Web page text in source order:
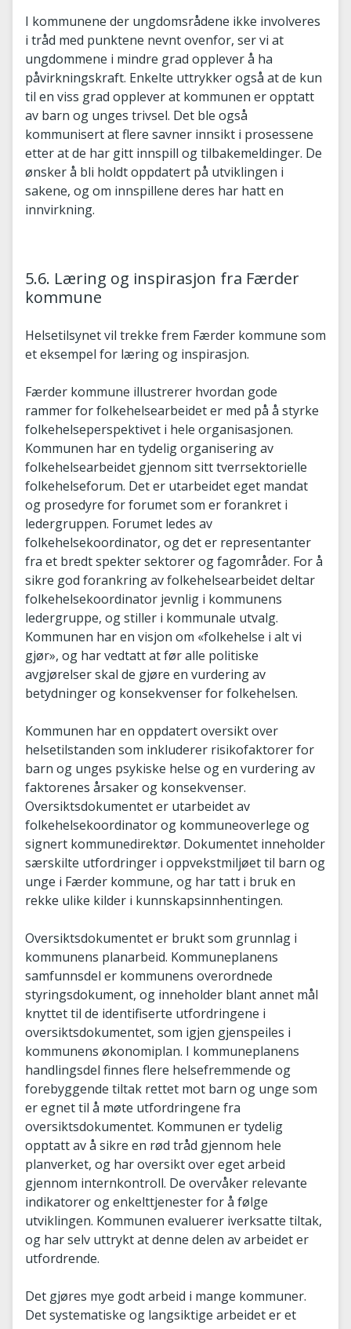
I kommunene der ungdomsrådene ikke involveres
i tråd med punktene nevnt ovenfor, ser vi at
ungdommene i mindre grad opplever å ha
påvirkningskraft. Enkelte uttrykker også at de kun
til en viss grad opplever at kommunen er opptatt
av barn og unges trivsel. Det ble også
kommunisert at flere savner innsikt i prosessene
etter at de har gitt innspill og tilbakemeldinger. De
ønsker å bli holdt oppdatert på utviklingen i
sakene, og om innspillene deres har hatt en
innvirkning.
5.6. Læring og inspirasjon fra Færder
kommune
Helsetilsynet vil trekke frem Færder kommune som
et eksempel for læring og inspirasjon.
Færder kommune illustrerer hvordan gode
rammer for folkehelsearbeidet er med på å styrke
folkehelseperspektivet i hele organisasjonen.
Kommunen har en tydelig organisering av
folkehelsearbeidet gjennom sitt tverrsektorielle
folkehelseforum. Det er utarbeidet eget mandat
og prosedyre for forumet som er forankret i
ledergruppen. Forumet ledes av
folkehelsekoordinator, og det er representanter
fra et bredt spekter sektorer og fagområder. For å
sikre god forankring av folkehelsearbeidet deltar
folkehelsekoordinator jevnlig i kommunens
ledergruppe, og stiller i kommunale utvalg.
Kommunen har en visjon om «folkehelse i alt vi
gjør», og har vedtatt at før alle politiske
avgjørelser skal de gjøre en vurdering av
betydninger og konsekvenser for folkehelsen.
Kommunen har en oppdatert oversikt over
helsetilstanden som inkluderer risikofaktorer for
barn og unges psykiske helse og en vurdering av
faktorenes årsaker og konsekvenser.
Oversiktsdokumentet er utarbeidet av
folkehelsekoordinator og kommuneoverlege og
signert kommunedirektør. Dokumentet inneholder
særskilte utfordringer i oppvekstmiljøet til barn og
unge i Færder kommune, og har tatt i bruk en
rekke ulike kilder i kunnskapsinnhentingen.
Oversiktsdokumentet er brukt som grunnlag i
kommunens planarbeid. Kommuneplanens
samfunnsdel er kommunens overordnede
styringsdokument, og inneholder blant annet mål
knyttet til de identifiserte utfordringene i
oversiktsdokumentet, som igjen gjenspeiles i
kommunens økonomiplan. I kommuneplanens
handlingsdel finnes flere helsefremmende og
forebyggende tiltak rettet mot barn og unge som
er egnet til å møte utfordringene fra
oversiktsdokumentet. Kommunen er tydelig
opptatt av å sikre en rød tråd gjennom hele
planverket, og har oversikt over eget arbeid
gjennom internkontroll. De overvåker relevante
indikatorer og enkelttjenester for å følge
utviklingen. Kommunen evaluerer iverksatte tiltak,
og har selv uttrykt at denne delen av arbeidet er
utfordrende.
Det gjøres mye godt arbeid i mange kommuner.
Det systematiske og langsiktige arbeidet er et